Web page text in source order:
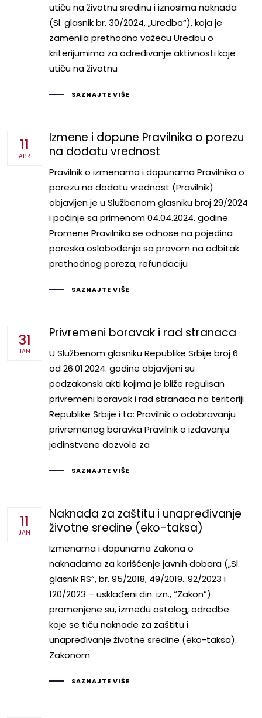
utiču na životnu sredinu i iznosima naknada
(Sl. glasnik br. 30/2024, „Uredba“), koja je
zamenila prethodno važeću Uredbu o
kriterijumima za određivanje aktivnosti koje
utiču na životnu
SAZNAJTE VIŠE
11
APR
Izmene i dopune Pravilnika o porezu
na dodatu vrednost
­Pravilnik o izmenama i dopunama Pravilnika o
porezu na dodatu vrednost (Pravilnik)
objavljen je u Službenom glasniku broj 29/2024
i počinje sa primenom 04.04.2024. godine.
Promene Pravilnika se odnose na pojedina
poreska oslobođenja sa pravom na odbitak
prethodnog poreza, refundaciju
SAZNAJTE VIŠE
31
JAN
Privremeni boravak i rad stranaca
U Službenom glasniku Republike Srbije broj 6
od 26.01.2024. godine objavljeni su
podzakonski akti kojima je bliže regulisan
privremeni boravak i rad stranaca na teritoriji
Republike Srbije i to: Pravilnik o odobravanju
privremenog boravka Pravilnik o izdavanju
jedinstvene dozvole za
SAZNAJTE VIŠE
11
JAN
Naknada za zaštitu i unapređivanje
životne sredine (eko-taksa)
Izmenama i dopunama Zakona o
naknadama za korišćenje javnih dobara („Sl.
glasnik RS“, br. 95/2018, 49/2019…92/2023 i
120/2023 – usklađeni din. izn., “Zakon”)
promenjene su, između ostalog, odredbe
koje se tiču naknade za zaštitu i
unapređivanje životne sredine (eko-taksa).
Zakonom
SAZNAJTE VIŠE